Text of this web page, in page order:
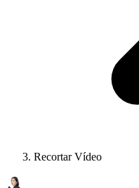
Recortar Vídeo